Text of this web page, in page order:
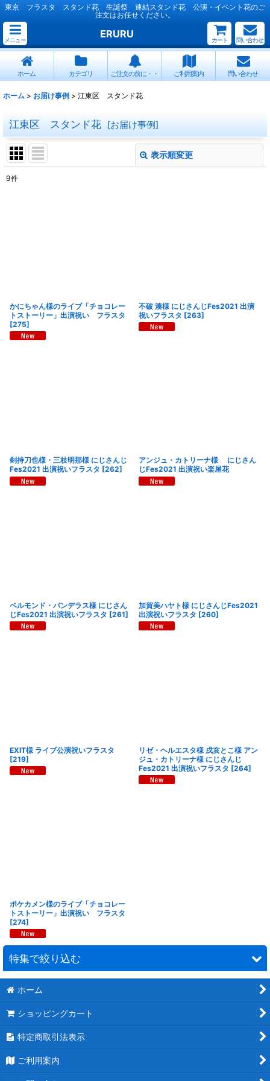
東京 フラスタ スタンド花 生誕祭 連結スタンド花 公演・イベント花のご
注文はお任せください。
メニュー
ERURU
カート 問い合わせ
ホーム カテゴリ ご注文の前に・・ ご利用案内 問い合わせ
ホーム > お届け事例 > 江東区 スタンド花
江東区 スタンド花 [お届け事例]
表示順変更
9件
かにちゃん様のライブ「チョコレー
トストーリー」出演祝い フラスタ
[275]
不破 湊様 にじさんじFes2021 出演
祝いフラスタ [263]
剣持刀也様・三枝明那様 にじさんじ
Fes2021 出演祝いフラスタ [262]
アンジュ・カトリーナ様 にじさん
じFes2021 出演祝い楽屋花
ベルモンド・バンデラス様 にじさん
じFes2021 出演祝いフラスタ [261]
加賀美ハヤト様 にじさんじFes2021
出演祝いフラスタ [260]
EXIT様 ライブ公演祝いフラスタ
[219]
リゼ・ヘルエスタ様 戌亥とこ様 アン
ジュ・カトリーナ様 にじさんじ
Fes2021 出演祝いフラスタ [264]
ポケカメン様のライブ「チョコレー
トストーリー」出演祝い フラスタ
[274]
特集で絞り込む
連結スタンド花
モチーフスタンド花
ピンク
ホーム
ショッピングカート
特定商取引法表示
ご利用案内